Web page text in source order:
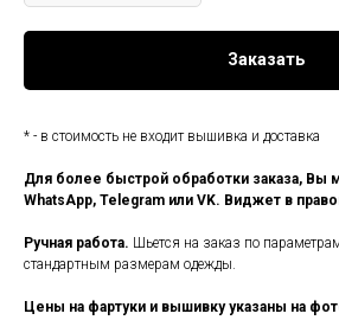
Заказать
* - в стоимость не входит вышивка и доставка
Для более быстрой обработки заказа, Вы
WhatsApp, Telegram или VK. Виджет в
Ручная работа. Шьется на заказ по
стандартным размерам одежды.
Цены на фартуки и вышивку указаны на